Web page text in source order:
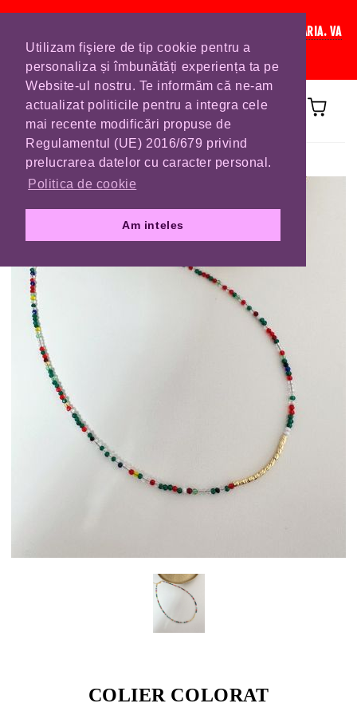
Utilizam fişiere de tip cookie pentru a
personaliza și îmbunătăți experiența ta pe
Website-ul nostru. Te informăm că ne-am
actualizat politicile pentru a integra cele
mai recente modificări propuse de
Regulamentul (UE) 2016/679 privind
prelucrarea datelor cu caracter personal.
Politica de cookie
Am inteles
IN CURAND INCHIDEM LISTA DE COMENZI PENTRU SFANTA MARIA. VA
RUGAM SA VA PLASATI COMENZILE DIN TIMP.
Prima pagină COLIERE
COLIER COLORAT